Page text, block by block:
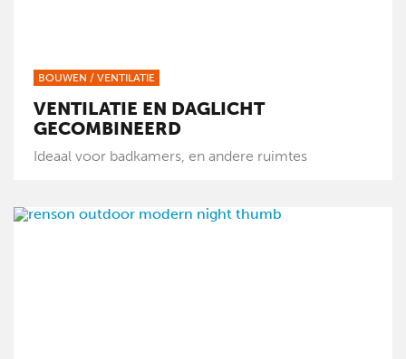
BOUWEN / VENTILATIE
VENTILATIE EN DAGLICHT
GECOMBINEERD
Ideaal voor badkamers, en andere ruimtes